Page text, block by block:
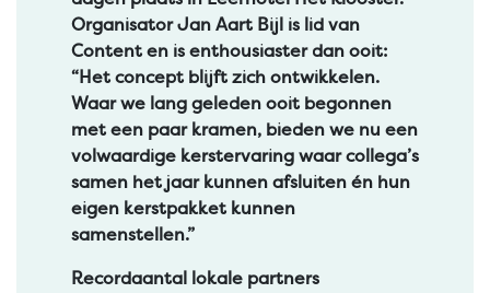
Organisator Jan Aart Bijl is lid van
Content en is enthousiaster dan ooit:
“Het concept blijft zich ontwikkelen.
Waar we lang geleden ooit begonnen
met een paar kramen, bieden we nu een
volwaardige kerstervaring waar collega’s
samen het jaar kunnen afsluiten én hun
eigen kerstpakket kunnen
samenstellen.”
Recordaantal lokale partners